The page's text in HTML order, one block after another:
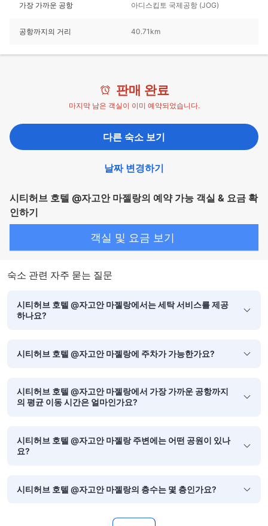
가장 가까운 공항 아디스킵토 국제공항 (JOG)
공항까지의 거리 40.71km
판매 완료
마지막 남은 객실이 이미 예약되었습니다.
다른 숙소 보기
날짜 변경하기
시티허브 호텔 @자고안 마젤랑의 예약 가능 객실 & 요금 확
인하기
객실 및 요금 보기
숙소 관련 자주 묻는 질문
시티허브 호텔 @자고안 마젤랑에서는 세탁 서비스를 제공
하나요?
시티허브 호텔 @자고안 마젤랑에 주차가 가능한가요?
시티허브 호텔 @자고안 마젤랑에서 가장 가까운 공항까지
의 평균 이동 시간은 얼마인가요?
시티허브 호텔 @자고안 마젤랑 주변에는 어떤 공원이 있나
요?
시티허브 호텔 @자고안 마젤랑의 층수는 몇 층인가요?